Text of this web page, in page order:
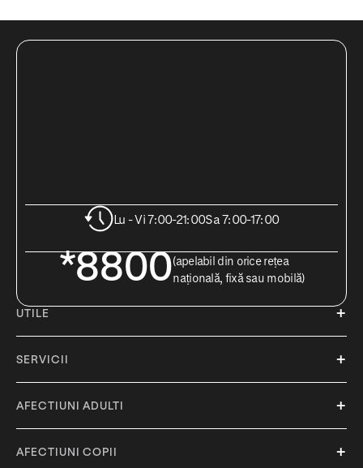
Lu - Vi 7:00-21:00Sa 7:00-17:00
*8800(apelabil din orice rețea
națională, fixă sau mobilă)
UTILE
SERVICII
AFECTIUNI ADULTI
AFECTIUNI COPII